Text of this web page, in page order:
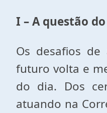
I – A questão do
Os desafios
futuro volta e
do dia. Dos
atuando na